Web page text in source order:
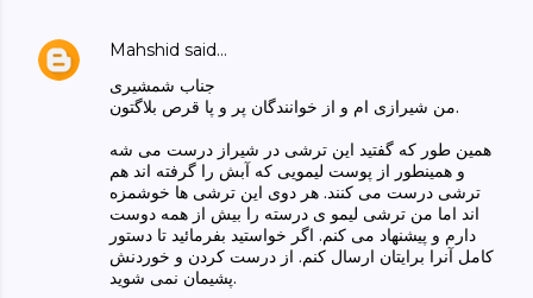
Mahshid said…
جناب شمشیری
من شیرازی ام و از خوانندگان پر و پا قرص بلاگتون.
همین طور که گفتید این ترشی در شیراز درست می شه
و همینطور از پوست لیمویی که آبش را گرفته اند هم
ترشی درست می کنند. هر دوی این ترشی ها خوشمزه
اند اما من ترشی لیمو ی درسته را بیش از همه دوست
دارم و پیشنهاد می کنم. اگر خواستید بفرمائید تا دستور
کامل آنرا برایتان ارسال کنم. از درست کردن و خوردنش
پشیمان نمی شوید.